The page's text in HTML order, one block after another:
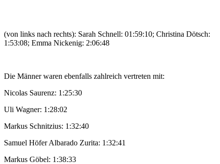
(von links nach rechts): Sarah Schnell: 01:59:10; Christina Dötsch:
1:53:08; Emma Nickenig: 2:06:48
Die Männer waren ebenfalls zahlreich vertreten mit:
Nicolas Saurenz: 1:25:30
Uli Wagner: 1:28:02
Markus Schnitzius: 1:32:40
Samuel Höfer Albarado Zurita: 1:32:41
Markus Göbel: 1:38:33